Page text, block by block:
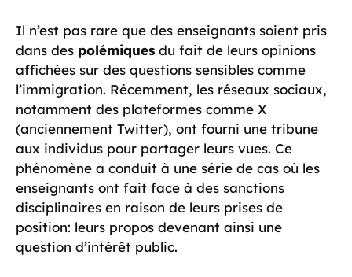
Il n’est pas rare que des enseignants soient pris
dans des polémiques du fait de leurs opinions
affichées sur des questions sensibles comme
l’immigration. Récemment, les réseaux sociaux,
notamment des plateformes comme X
(anciennement Twitter), ont fourni une tribune
aux individus pour partager leurs vues. Ce
phénomène a conduit à une série de cas où les
enseignants ont fait face à des sanctions
disciplinaires en raison de leurs prises de
position: leurs propos devenant ainsi une
question d’intérêt public.